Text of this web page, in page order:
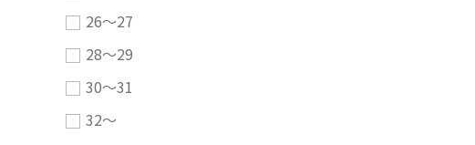
26～27
28～29
30～31
32～